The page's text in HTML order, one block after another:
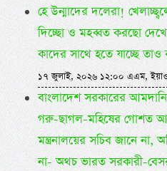
হে উন্মাদের দলেরা!
দিচ্ছো ও মহব্বত করছো
কাদের সাথে হতে যাচ্ছে
১৭ জুলাই, ২০২৬ ১২:০০ এএম,
বাংলাদেশ সরকারের
গরু-ছাগল-মহিষের গোশত
মন্ত্রনালয়ের সচিব জানে না,
না- অথচ ভারত সরকারী-